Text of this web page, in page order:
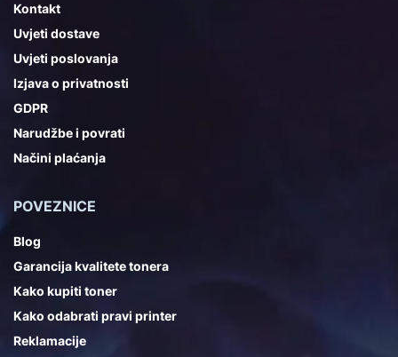
Kontakt
Uvjeti dostave
Uvjeti poslovanja
Izjava o privatnosti
GDPR
Narudžbe i povrati
Načini plaćanja
POVEZNICE
Blog
Garancija kvalitete tonera
Kako kupiti toner
Kako odabrati pravi printer
Reklamacije